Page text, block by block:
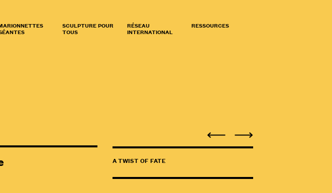
SCULPTURE POUR
TOUS
RÉSEAU
INTERNATIONAL
RESSOURCES
A TWIST OF FATE